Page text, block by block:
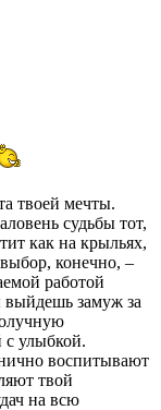
твоей мечты.
судьбы тот,
как на крыльях,
конечно, –
работой
выйдешь замуж за
улыбкой.
воспитывают
твой
на всю